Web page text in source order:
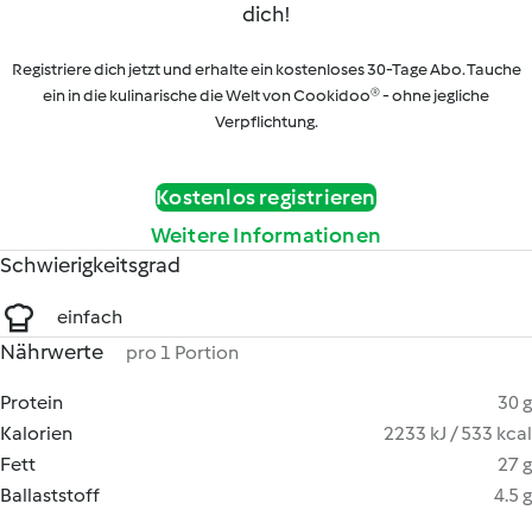
dich!
Registriere dich jetzt und erhalte ein kostenloses 30-Tage Abo. Tauche
ein in die kulinarische die Welt von Cookidoo® - ohne jegliche
Verpflichtung.
Kostenlos registrieren
Weitere Informationen
Schwierigkeitsgrad
einfach
Nährwerte pro 1 Portion
Protein
30 g
Kalorien
2233 kJ / 533 kcal
Fett
27 g
Ballaststoff
4.5 g